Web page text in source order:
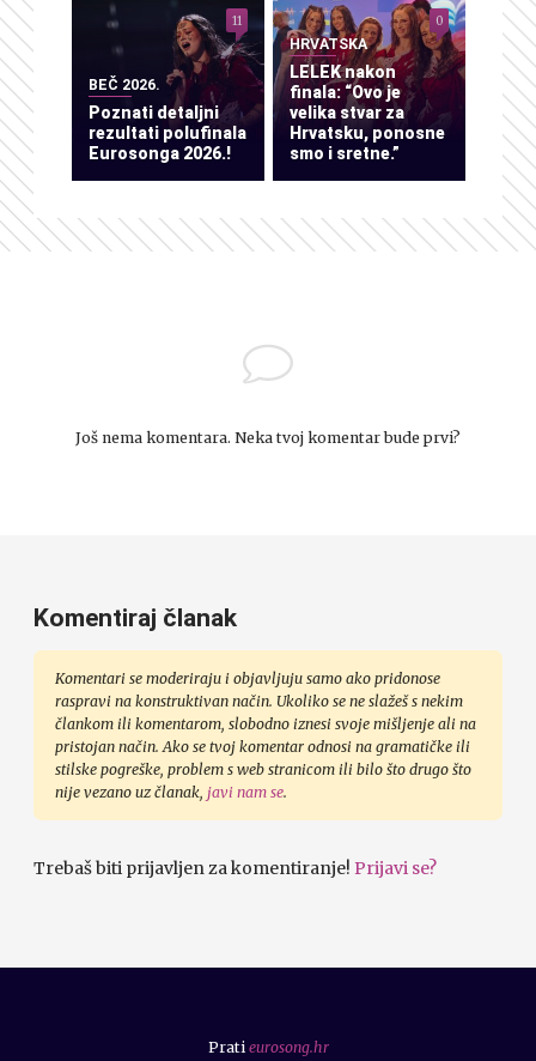
BEČ 2026.
Poznati detaljni
rezultati polufinala
Eurosonga 2026.!
11
HRVATSKA
LELEK nakon
finala: “Ovo je
velika stvar za
Hrvatsku, ponosne
smo i sretne.”
0
Još nema komentara. Neka tvoj komentar bude prvi?
Komentiraj članak
Komentari se moderiraju i objavljuju samo ako pridonose
raspravi na konstruktivan način. Ukoliko se ne slažeš s nekim
člankom ili komentarom, slobodno iznesi svoje mišljenje ali na
pristojan način. Ako se tvoj komentar odnosi na gramatičke ili
stilske pogreške, problem s web stranicom ili bilo što drugo što
nije vezano uz članak, javi nam se.
Trebaš biti prijavljen za komentiranje! Prijavi se?
Prati eurosong.hr